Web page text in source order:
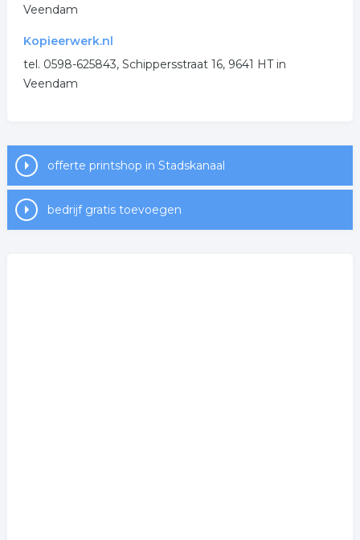
Veendam
Kopieerwerk.nl
tel. 0598-625843, Schippersstraat 16, 9641 HT in
Veendam
offerte printshop in Stadskanaal
bedrijf gratis toevoegen